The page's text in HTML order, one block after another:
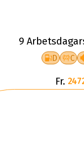
9
D C
Fr.